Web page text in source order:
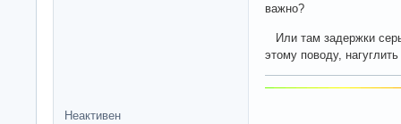
важно?
Или там задержки
этому поводу,
Неактивен